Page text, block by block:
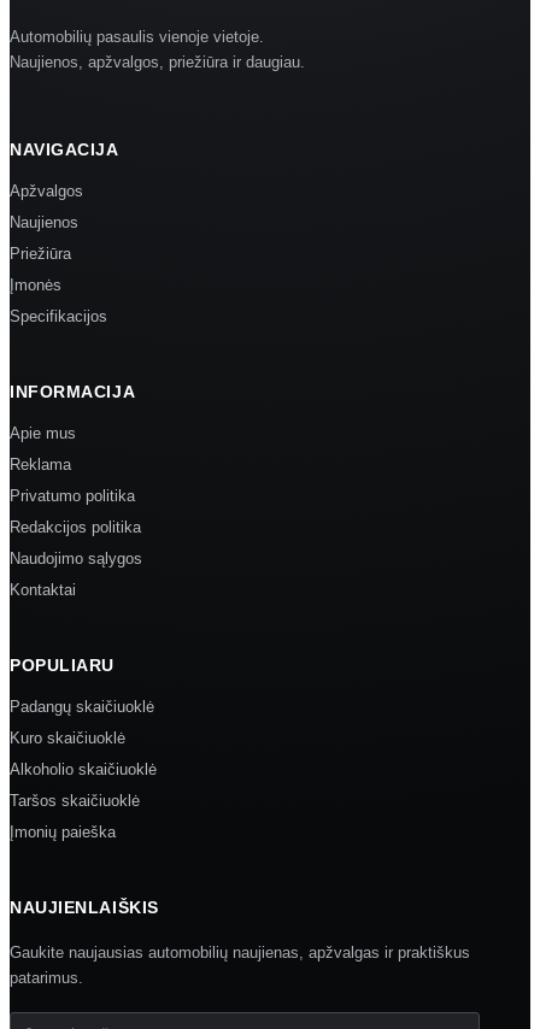
Automobilių pasaulis vienoje vietoje.
Naujienos, apžvalgos, priežiūra ir daugiau.
NAVIGACIJA
Apžvalgos
Naujienos
Priežiūra
Įmonės
Specifikacijos
INFORMACIJA
Apie mus
Reklama
Privatumo politika
Redakcijos politika
Naudojimo sąlygos
Kontaktai
POPULIARU
Padangų skaičiuoklė
Kuro skaičiuoklė
Alkoholio skaičiuoklė
Taršos skaičiuoklė
Įmonių paieška
NAUJIENLAIŠKIS
Gaukite naujausias automobilių naujienas, apžvalgas ir praktiškus
patarimus.